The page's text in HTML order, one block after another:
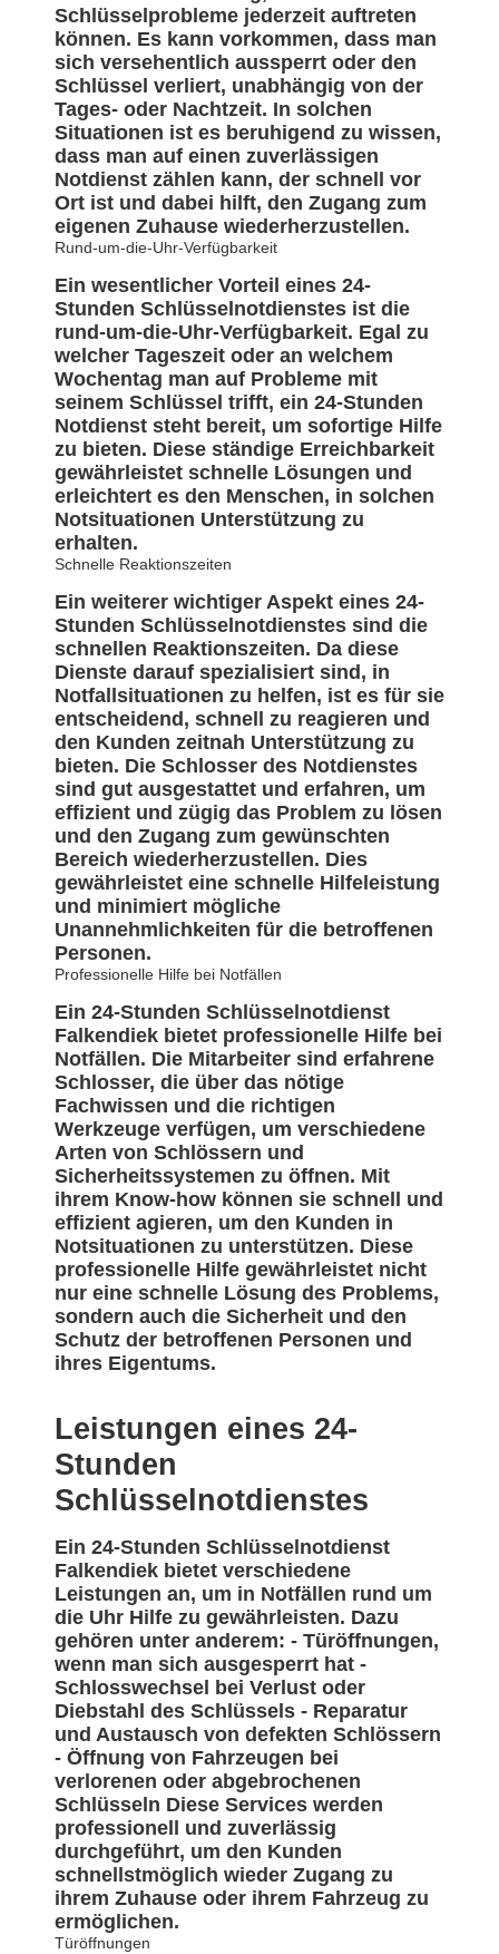
Schlüsselprobleme jederzeit auftreten
können. Es kann vorkommen, dass man
sich versehentlich aussperrt oder den
Schlüssel verliert, unabhängig von der
Tages- oder Nachtzeit. In solchen
Situationen ist es beruhigend zu wissen,
dass man auf einen zuverlässigen
Notdienst zählen kann, der schnell vor
Ort ist und dabei hilft, den Zugang zum
eigenen Zuhause wiederherzustellen.
Rund-um-die-Uhr-Verfügbarkeit
Ein wesentlicher Vorteil eines 24-
Stunden Schlüsselnotdienstes ist die
rund-um-die-Uhr-Verfügbarkeit. Egal zu
welcher Tageszeit oder an welchem
Wochentag man auf Probleme mit
seinem Schlüssel trifft, ein 24-Stunden
Notdienst steht bereit, um sofortige Hilfe
zu bieten. Diese ständige Erreichbarkeit
gewährleistet schnelle Lösungen und
erleichtert es den Menschen, in solchen
Notsituationen Unterstützung zu
erhalten.
Schnelle Reaktionszeiten
Ein weiterer wichtiger Aspekt eines 24-
Stunden Schlüsselnotdienstes sind die
schnellen Reaktionszeiten. Da diese
Dienste darauf spezialisiert sind, in
Notfallsituationen zu helfen, ist es für sie
entscheidend, schnell zu reagieren und
den Kunden zeitnah Unterstützung zu
bieten. Die Schlosser des Notdienstes
sind gut ausgestattet und erfahren, um
effizient und zügig das Problem zu lösen
und den Zugang zum gewünschten
Bereich wiederherzustellen. Dies
gewährleistet eine schnelle Hilfeleistung
und minimiert mögliche
Unannehmlichkeiten für die betroffenen
Personen.
Professionelle Hilfe bei Notfällen
Ein 24-Stunden Schlüsselnotdienst
Falkendiek bietet professionelle Hilfe bei
Notfällen. Die Mitarbeiter sind erfahrene
Schlosser, die über das nötige
Fachwissen und die richtigen
Werkzeuge verfügen, um verschiedene
Arten von Schlössern und
Sicherheitssystemen zu öffnen. Mit
ihrem Know-how können sie schnell und
effizient agieren, um den Kunden in
Notsituationen zu unterstützen. Diese
professionelle Hilfe gewährleistet nicht
nur eine schnelle Lösung des Problems,
sondern auch die Sicherheit und den
Schutz der betroffenen Personen und
ihres Eigentums.
Leistungen eines 24-
Stunden
Schlüsselnotdienstes
Ein 24-Stunden Schlüsselnotdienst
Falkendiek bietet verschiedene
Leistungen an, um in Notfällen rund um
die Uhr Hilfe zu gewährleisten. Dazu
gehören unter anderem: - Türöffnungen,
wenn man sich ausgesperrt hat -
Schlosswechsel bei Verlust oder
Diebstahl des Schlüssels - Reparatur
und Austausch von defekten Schlössern
- Öffnung von Fahrzeugen bei
verlorenen oder abgebrochenen
Schlüsseln Diese Services werden
professionell und zuverlässig
durchgeführt, um den Kunden
schnellstmöglich wieder Zugang zu
ihrem Zuhause oder ihrem Fahrzeug zu
ermöglichen.
Türöffnungen